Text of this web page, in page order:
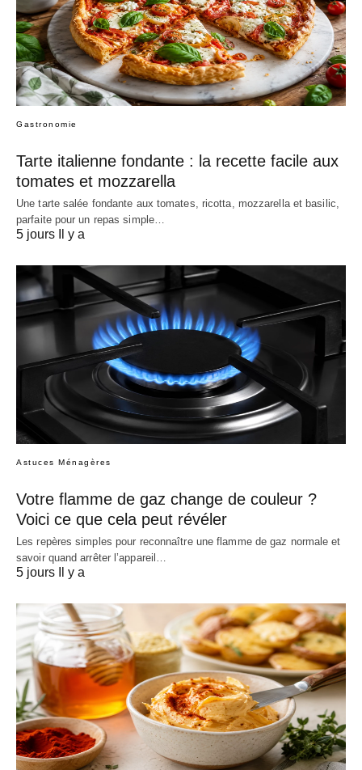
Gastronomie
Tarte italienne fondante : la recette facile aux
tomates et mozzarella
Une tarte salée fondante aux tomates, ricotta, mozzarella et basilic,
parfaite pour un repas simple…
5 jours Il y a
Astuces Ménagères
Votre flamme de gaz change de couleur ?
Voici ce que cela peut révéler
Les repères simples pour reconnaître une flamme de gaz normale et
savoir quand arrêter l’appareil…
5 jours Il y a